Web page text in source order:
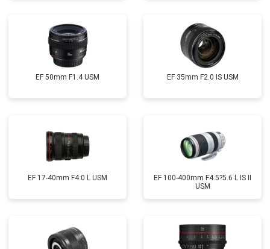
EF 50mm F1.4 USM EF 35mm F2.0 IS USM
EF 17-40mm F4.0 L USM
EF 100-400mm F4.5?5.6 L IS II
USM